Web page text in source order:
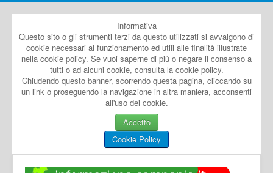
Informativa
Questo sito o gli strumenti terzi da questo utilizzati si avvalgono di
cookie necessari al funzionamento ed utili alle finalità illustrate
nella cookie policy. Se vuoi saperne di più o negare il consenso a
tutti o ad alcuni cookie, consulta la cookie policy.
Chiudendo questo banner, scorrendo questa pagina, cliccando su
un link o proseguendo la navigazione in altra maniera, acconsenti
all'uso dei cookie.
Accetto
Cookie Policy